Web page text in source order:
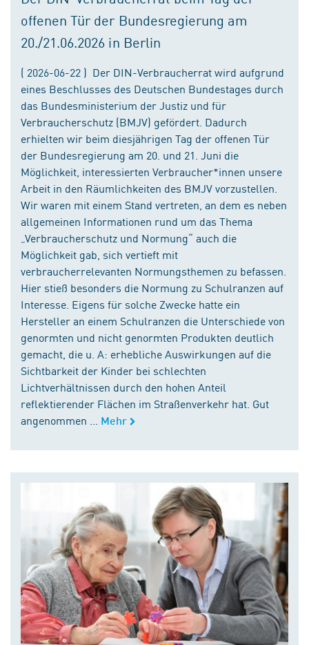
offenen Tür der Bundesregierung am
20./21.06.2026 in Berlin
( 2026-06-22 ) Der DIN-Verbraucherrat wird aufgrund
eines Beschlusses des Deutschen Bundestages durch
das Bundesministerium der Justiz und für
Verbraucherschutz (BMJV) gefördert. Dadurch
erhielten wir beim diesjährigen Tag der offenen Tür
der Bundesregierung am 20. und 21. Juni die
Möglichkeit, interessierten Verbraucher*innen unsere
Arbeit in den Räumlichkeiten des BMJV vorzustellen.
Wir waren mit einem Stand vertreten, an dem es neben
allgemeinen Informationen rund um das Thema
„Verbraucherschutz und Normung“ auch die
Möglichkeit gab, sich vertieft mit
verbraucherrelevanten Normungsthemen zu befassen.
Hier stieß besonders die Normung zu Schulranzen auf
Interesse. Eigens für solche Zwecke hatte ein
Hersteller an einem Schulranzen die Unterschiede von
genormten und nicht genormten Produkten deutlich
gemacht, die u. A: erhebliche Auswirkungen auf die
Sichtbarkeit der Kinder bei schlechten
Lichtverhältnissen durch den hohen Anteil
reflektierender Flächen im Straßenverkehr hat. Gut
angenommen ...
Mehr